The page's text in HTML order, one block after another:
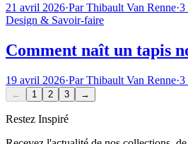
21 avril 2026·Par Thibault Van Renne·3
Design & Savoir-faire
Comment naît un tapis
19 avril 2026·Par Thibault Van Renne·3
← 1 2 3 →
Restez Inspiré